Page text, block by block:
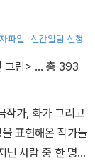
한 자리에서 조
파일 신간알림 신청
그림> … 총 393
작가, 화가 그리고
표현해온 작가들
닌 사람 중 한 명이